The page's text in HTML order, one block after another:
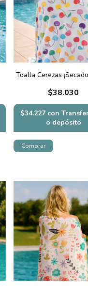
Toalla Cerezas
$38.030
$34.227 con
o depósito